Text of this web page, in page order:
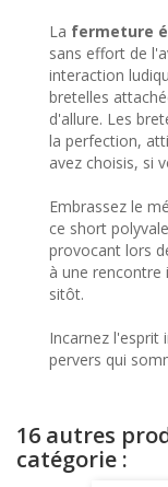
La fermeture
sans effort de
interaction
bretelles
d'allure. Les
la perfection,
avez choisis, si
Embrassez le
ce short
provocant lors
à une rencontre
sitôt.
Incarnez l'esprit
pervers qui
16 autres
catégorie :